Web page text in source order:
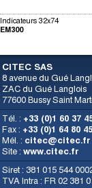
Indicateurs 32x74
EM300
CITEC SAS
8 avenue du Gué
ZAC du Gué Langlois
77600 Bussy Saint
Tél. : +33 (0)1 60 37
Fax : +33 (0)1 64 80
Mél. : citec@citec.fr
Site : www.citec.fr
Siret : 381 015 544
TVA Intra : FR 02 381